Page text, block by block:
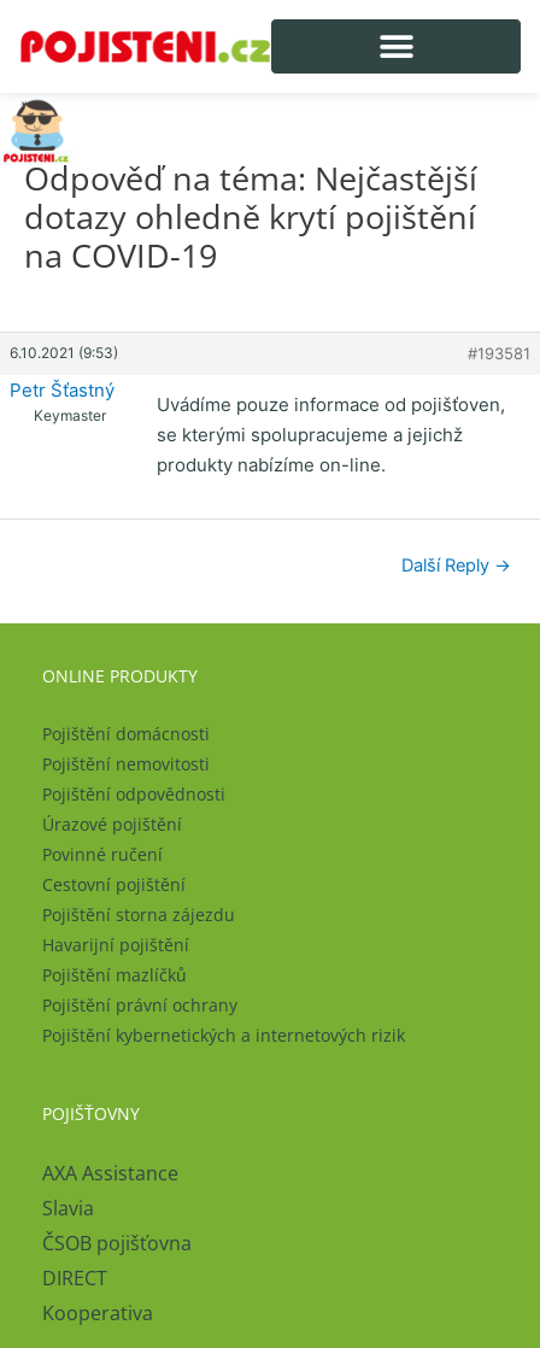
Odpověď na téma: Nejčastější
dotazy ohledně krytí pojištění
na COVID-19
6.10.2021 (9:53) #193581
Petr Šťastný
Keymaster
Uvádíme pouze informace od pojišťoven,
se kterými spolupracujeme a jejichž
produkty nabízíme on-line.
Další Reply →
ONLINE PRODUKTY
Pojištění domácnosti
Pojištění nemovitosti
Pojištění odpovědnosti
Úrazové pojištění
Povinné ručení
Cestovní pojištění
Pojištění storna zájezdu
Havarijní pojištění
Pojištění mazlíčků
Pojištění právní ochrany
Pojištění kybernetických a internetových rizik
POJIŠŤOVNY
AXA Assistance
Slavia
ČSOB pojišťovna
DIRECT
Kooperativa